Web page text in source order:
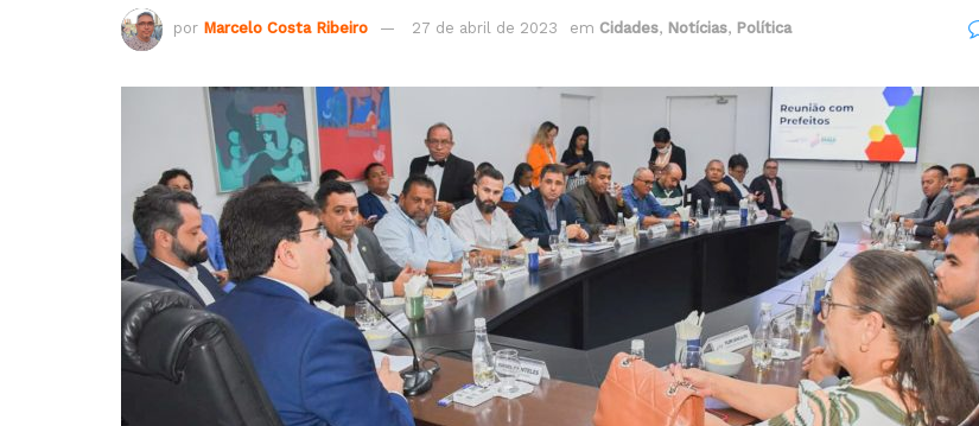
por Marcelo Costa Ribeiro 27 de abril de 2023 em Cidades, Notícias, Política